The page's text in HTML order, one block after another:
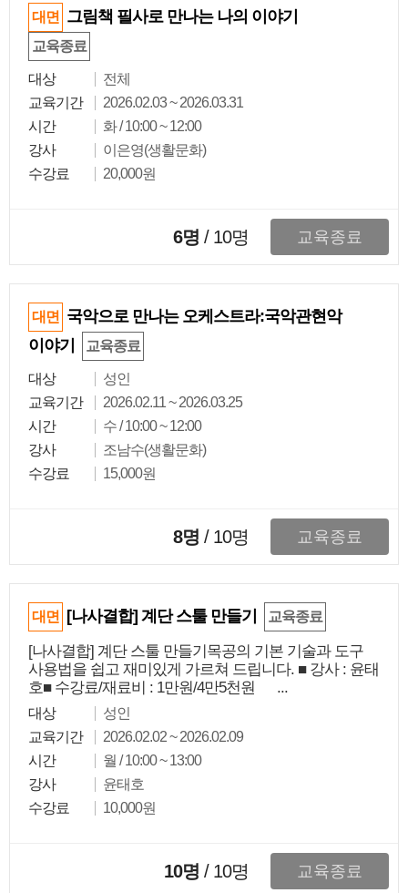
대면 그림책 필사로 만나는 나의 이야기
교육종료
대상
전체
교육기간
2026.02.03 ~ 2026.03.31
시간
화 / 10:00 ~ 12:00
강사
이은영(생활문화)
수강료
20,000원
6명 / 10명 교육종료
대면
국악으로 만나는 오케스트라:국악관현악
이야기
교육종료
대상
성인
교육기간
2026.02.11 ~ 2026.03.25
시간
수 / 10:00 ~ 12:00
강사
조남수(생활문화)
수강료
15,000원
8명 / 10명 교육종료
대면 [나사결합] 계단 스툴 만들기 교육종료
[나사결합] 계단 스툴 만들기목공의 기본 기술과 도구
사용법을 쉽고 재미있게 가르쳐 드립니다. ■ 강사 : 윤태
호■ 수강료/재료비 : 1만원/4만5천원 ...
대상
성인
교육기간
2026.02.02 ~ 2026.02.09
시간
월 / 10:00 ~ 13:00
강사
윤태호
수강료
10,000원
10명 / 10명 교육종료